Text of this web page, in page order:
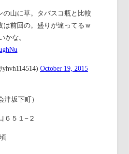
の山に草。タバスコ瓶と比較
は前回の。盛りが違ってるｗ
かな。
October 19, 2015
坂下町）
５１−２